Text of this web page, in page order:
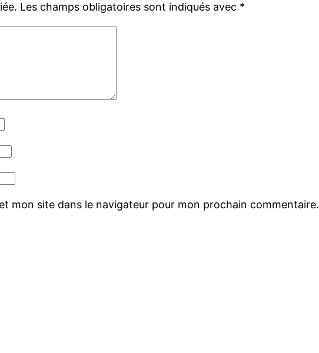
Les champs obligatoires sont indiqués avec *
mon site dans le navigateur pour mon prochain commentaire.